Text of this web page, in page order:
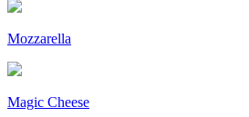
Mozzarella
Magic Cheese